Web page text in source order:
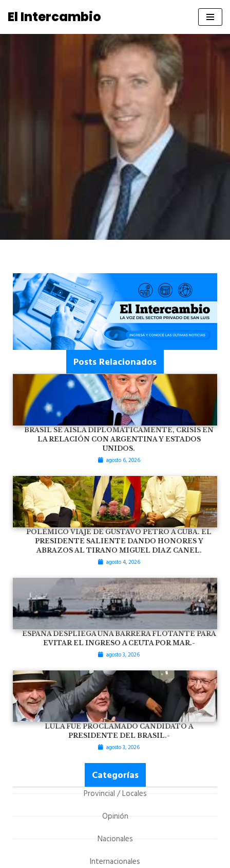
El Intercambio
Posts Relacionados
BRASIL SE AISLA DIPLOMÁTICAMENTE, CRISIS EN
LA RELACIÓN CON ARGENTINA Y ESTADOS
UNIDOS.
agosto 6, 2026
POLÉMICO VIAJE DE GUSTAVO PETRO A CUBA. EL
PRESIDENTE SALIENTE DANDO HONORES Y
ABRAZOS AL TIRANO MIGUEL DIAZ CANEL.
agosto 4, 2026
ESPAÑA DESPLIEGA UNA BARRERA FLOTANTE PARA
EVITAR EL INGRESO A CEUTA POR MAR.-
agosto 3, 2026
LULA FUE PROCLAMADO CANDIDATO A
PRESIDENTE DEL BRASIL.-
agosto 3, 2026
Categorías
Provincial / Locales
Opinión
Nacionales
Internacionales